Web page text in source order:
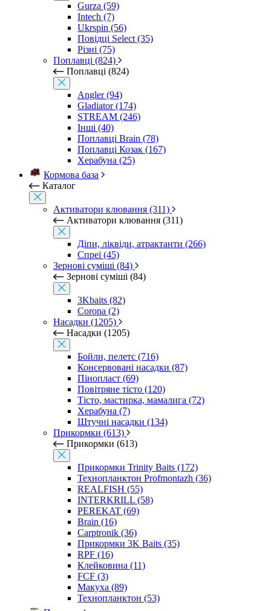
Gurza (59)
Intech (7)
Ukrspin (56)
Повідці Select (35)
Різні (75)
Поплавці (824)
Поплавці (824)
Angler (94)
Gladiator (174)
STREAM (246)
Інші (40)
Поплавці Brain (78)
Поплавці Козак (167)
Херабуна (25)
Кормова база
Каталог
Активатори клювання (311)
Активатори клювання (311)
Діпи, ліквіди, атрактанти (266)
Спреї (45)
Зернові суміші (84)
Зернові суміші (84)
3Kbaits (82)
Corona (2)
Насадки (1205)
Насадки (1205)
Бойли, пелетс (716)
Консервовані насадки (87)
Пінопласт (69)
Повітряне тісто (120)
Тісто, мастирка, мамалига (72)
Херабуна (7)
Штучні насадки (134)
Прикормки (613)
Прикормки (613)
Прикормки Trinity Baits (172)
Технопланктон Profmontazh (36)
REALFISH (55)
INTERKRILL (58)
PEREKAT (69)
Brain (16)
Carptronik (36)
Прикормки 3K Baits (35)
RPF (16)
Клейковина (11)
FCF (3)
Макуха (89)
Технопланктон (53)